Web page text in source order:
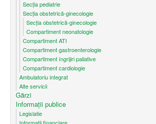
Secția pediatrie
Secția obstetrică-ginecologie
Secția obstetrică-ginecologie
Compartiment neonatologie
Compartiment ATI
Compartiment gastroenterologie
Compartiment îngrijiri paliative
Compartiment cardiologie
Ambulatoriu integrat
Alte servicii
Gărzi
Informații publice
Legislatie